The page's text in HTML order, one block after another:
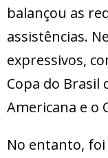
balançou as
assistências.
expressivos,
Copa do Brasil
Americana e o
No entanto,